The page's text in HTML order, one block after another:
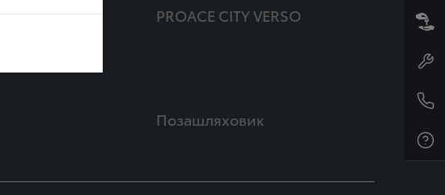
PROACE CITY VERSO
Позашляховик